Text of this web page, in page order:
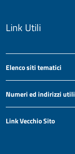
Link Utili
Elenco siti tematici
Numeri ed indirizzi utili
Link Vecchio Sito